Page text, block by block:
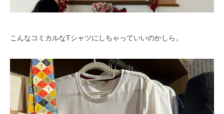
こんなコミカルなTシャツにしちゃっていいのかしら。